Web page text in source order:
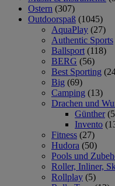
Ostern (307)
Outdoorspaß (1045)
AquaPlay (27)
Authentic Sports
Ballsport (118)
BERG (56)
Best Sporting
Big (69)
Camping (13)
Drachen und
Günther
Invento
Fitness (27)
Hudora (50)
Pools und
Roller, Inliner,
Rollplay (5)